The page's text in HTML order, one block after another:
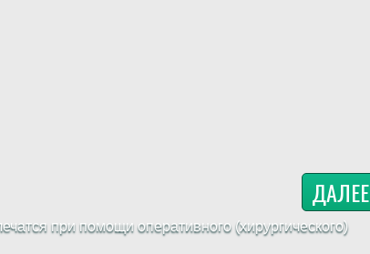
ДАЛЕЕ
при помощи оперативного (хирургического)